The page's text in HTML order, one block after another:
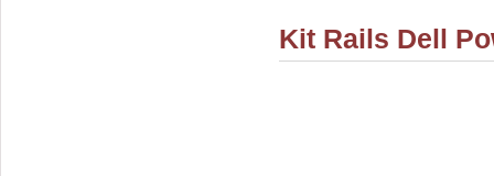
Kit Rails Dell